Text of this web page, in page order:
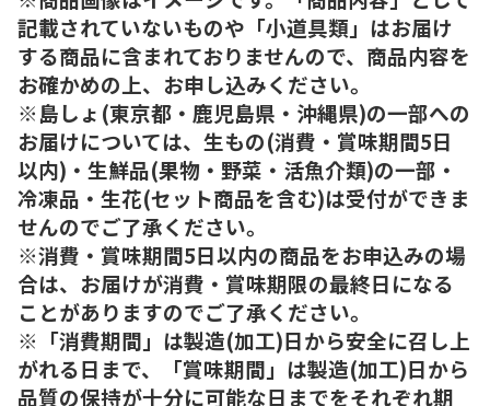
記載されていないものや「小道具類」はお届け
する商品に含まれておりませんので、商品内容を
お確かめの上、お申し込みください。
※島しょ(東京都・鹿児島県・沖縄県)の一部への
お届けについては、生もの(消費・賞味期間5日
以内)・生鮮品(果物・野菜・活魚介類)の一部・
冷凍品・生花(セット商品を含む)は受付ができま
せんのでご了承ください。
※消費・賞味期間5日以内の商品をお申込みの場
合は、お届けが消費・賞味期限の最終日になる
ことがありますのでご了承ください。
※「消費期間」は製造(加工)日から安全に召し上
がれる日まで、「賞味期間」は製造(加工)日から
品質の保持が十分に可能な日までをそれぞれ期